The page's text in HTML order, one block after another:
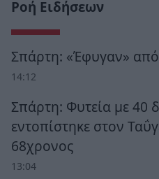
Ροή Ειδήσεων
Σπάρτη: «Έφυγαν»
14:12
Σπάρτη: Φυτεία με 40
εντοπίστηκε στον
68χρονος
13:04